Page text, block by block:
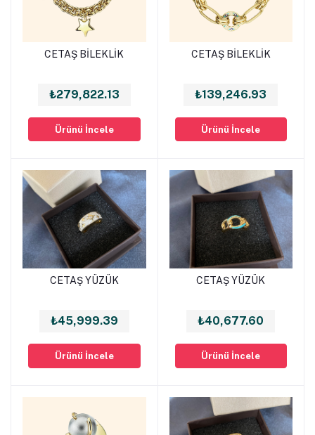
Sepete Ekle
CETAŞ BİLEKLİK
₺279,822.13
Ürünü İncele
Sepete Ekle
CETAŞ BİLEKLİK
₺139,246.93
Ürünü İncele
Sepete Ekle
CETAŞ YÜZÜK
₺45,999.39
Ürünü İncele
Sepete Ekle
CETAŞ YÜZÜK
₺40,677.60
Ürünü İncele